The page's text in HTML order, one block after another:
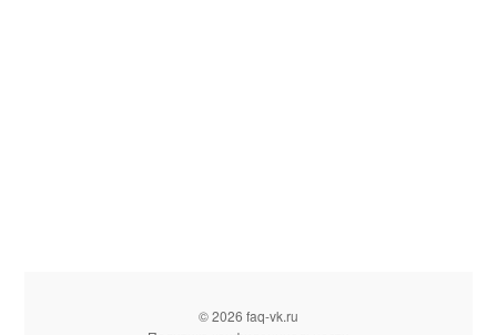
© 2026 faq-vk.ru